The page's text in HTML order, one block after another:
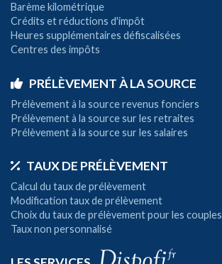
Barème kilométrique
Crédits et réductions d'impôt
Heures supplémentaires défiscalisées
Centres des impôts
PRÉLÈVEMENT À LA SOURCE
Prélèvement à la source revenus fonciers
Prélèvement à la source sur les retraites
Prélèvement à la source sur les salaires
TAUX DE PRÉLÈVEMENT
Calcul du taux de prélèvement
Modification taux de prélèvement
Choix du taux de prélèvement pour les couples
Taux non personnalisé